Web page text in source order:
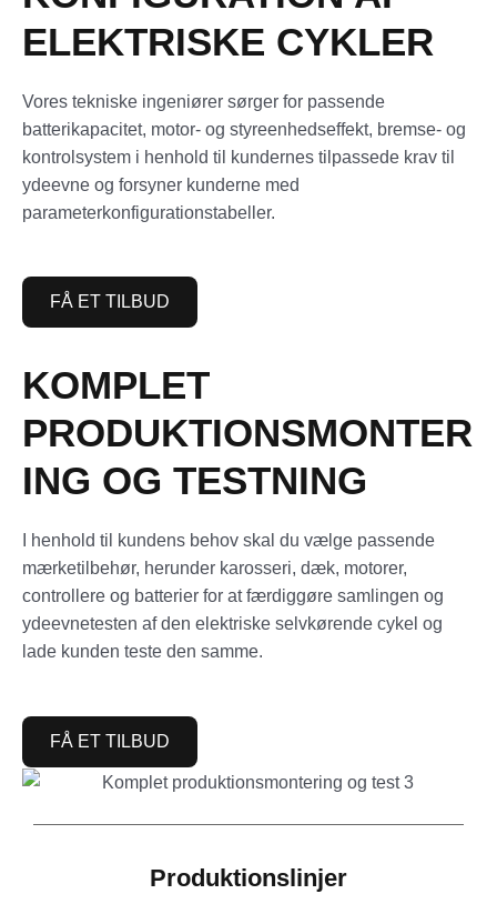
ELEKTRISKE CYKLER
Vores tekniske ingeniører sørger for passende
batterikapacitet, motor- og styreenhedseffekt, bremse- og
kontrolsystem i henhold til kundernes tilpassede krav til
ydeevne og forsyner kunderne med
parameterkonfigurationstabeller.
FÅ ET TILBUD
KOMPLET
PRODUKTIONSMONTER
ING OG TESTNING
I henhold til kundens behov skal du vælge passende
mærketilbehør, herunder karosseri, dæk, motorer,
controllere og batterier for at færdiggøre samlingen og
ydeevnetesten af den elektriske selvkørende cykel og
lade kunden teste den samme.
FÅ ET TILBUD
Produktionslinjer